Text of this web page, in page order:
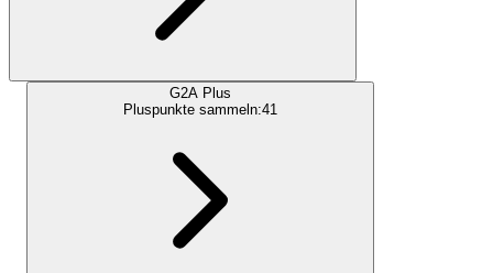
G2A Plus
Pluspunkte sammeln:41